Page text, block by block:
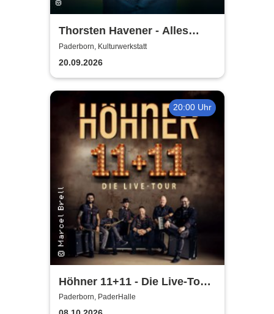
Thorsten Havener - Alles
Kopfsache?
Paderborn, Kulturwerkstatt
20.09.2026
20:00 Uhr
Höhner 11+11 - Die Live-Tour
2025/26
Paderborn, PaderHalle